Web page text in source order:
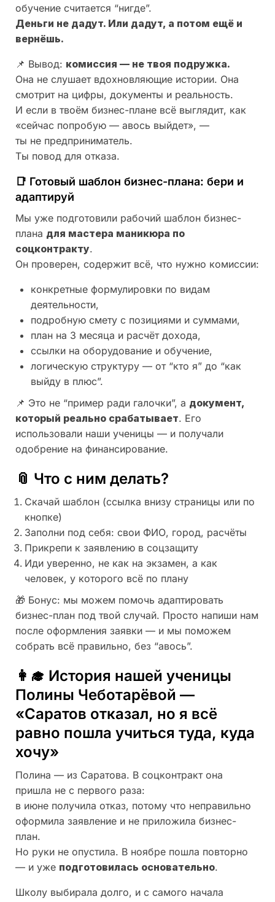
обучение считается “нигде”.
Деньги не дадут. Или дадут, а потом ещё и
вернёшь.
📌 Вывод: комиссия — не твоя подружка.
Она не слушает вдохновляющие истории. Она
смотрит на цифры, документы и реальность.
И если в твоём бизнес-плане всё выглядит, как
«сейчас попробую — авось выйдет», —
ты не предприниматель.
Ты повод для отказа.
📑 Готовый шаблон бизнес-плана: бери и
адаптируй
Мы уже подготовили рабочий шаблон бизнес-
плана для мастера маникюра по
соцконтракту.
Он проверен, содержит всё, что нужно комиссии:
конкретные формулировки по видам
деятельности,
подробную смету с позициями и суммами,
план на 3 месяца и расчёт дохода,
ссылки на оборудование и обучение,
логическую структуру — от “кто я” до “как
выйду в плюс”.
📌 Это не “пример ради галочки”, а документ,
который реально срабатывает. Его
использовали наши ученицы — и получали
одобрение на финансирование.
📎 Что с ним делать?
Скачай шаблон (ссылка внизу страницы или по
кнопке)
Заполни под себя: свои ФИО, город, расчёты
Прикрепи к заявлению в соцзащиту
Иди уверенно, не как на экзамен, а как
человек, у которого всё по плану
🎁 Бонус: мы можем помочь адаптировать
бизнес-план под твой случай. Просто напиши нам
после оформления заявки — и мы поможем
собрать всё правильно, без “авось”.
👩‍🎓 История нашей ученицы
Полины Чеботарёвой —
«Саратов отказал, но я всё
равно пошла учиться туда, куда
хочу»
Полина — из Саратова. В соцконтракт она
пришла не с первого раза:
в июне получила отказ, потому что неправильно
оформила заявление и не приложила бизнес-
план.
Но руки не опустила. В ноябре пошла повторно
— и уже подготовилась основательно.
Школу выбирала долго, и с самого начала